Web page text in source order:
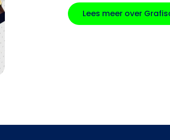
Lees meer over